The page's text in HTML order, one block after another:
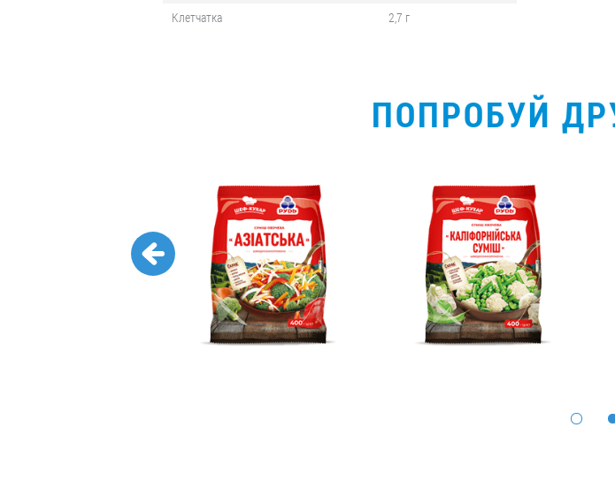
Клетчатка
2,7 г
ПОПРОБУЙ